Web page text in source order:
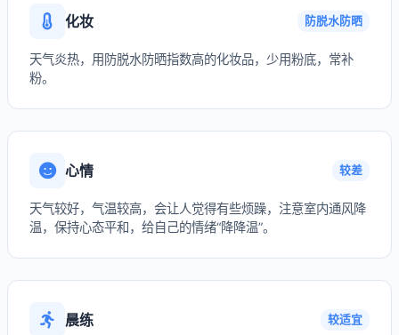
化妆 防脱水防晒
天气炎热，用防脱水防晒指数高的化妆品，少用粉底，常补
粉。
心情 较差
天气较好，气温较高，会让人觉得有些烦躁，注意室内通风降
温，保持心态平和，给自己的情绪“降降温”。
晨练 较适宜